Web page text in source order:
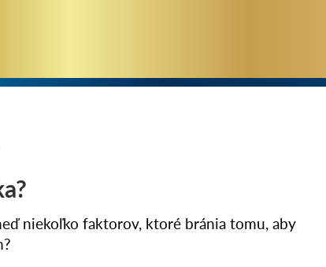
niekoľko faktorov, ktoré bránia tomu, aby